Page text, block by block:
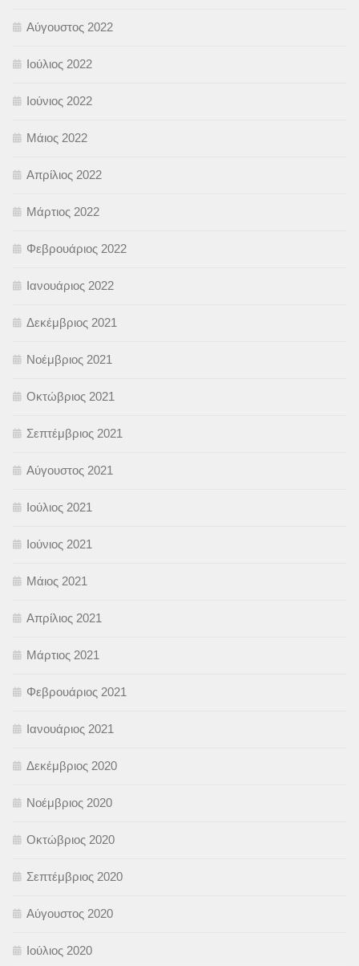
Αύγουστος 2022
Ιούλιος 2022
Ιούνιος 2022
Μάιος 2022
Απρίλιος 2022
Μάρτιος 2022
Φεβρουάριος 2022
Ιανουάριος 2022
Δεκέμβριος 2021
Νοέμβριος 2021
Οκτώβριος 2021
Σεπτέμβριος 2021
Αύγουστος 2021
Ιούλιος 2021
Ιούνιος 2021
Μάιος 2021
Απρίλιος 2021
Μάρτιος 2021
Φεβρουάριος 2021
Ιανουάριος 2021
Δεκέμβριος 2020
Νοέμβριος 2020
Οκτώβριος 2020
Σεπτέμβριος 2020
Αύγουστος 2020
Ιούλιος 2020